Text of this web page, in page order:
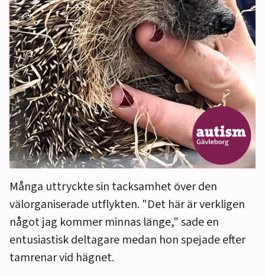
Många uttryckte sin tacksamhet över den
välorganiserade utflykten. "Det här är verkligen
något jag kommer minnas länge," sade en
entusiastisk deltagare medan hon spejade efter
tamrenar vid hägnet.